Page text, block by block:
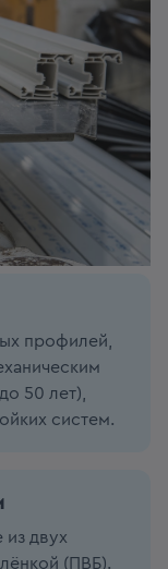
профилей,
50 лет),
систем.
двух
(ПВБ).